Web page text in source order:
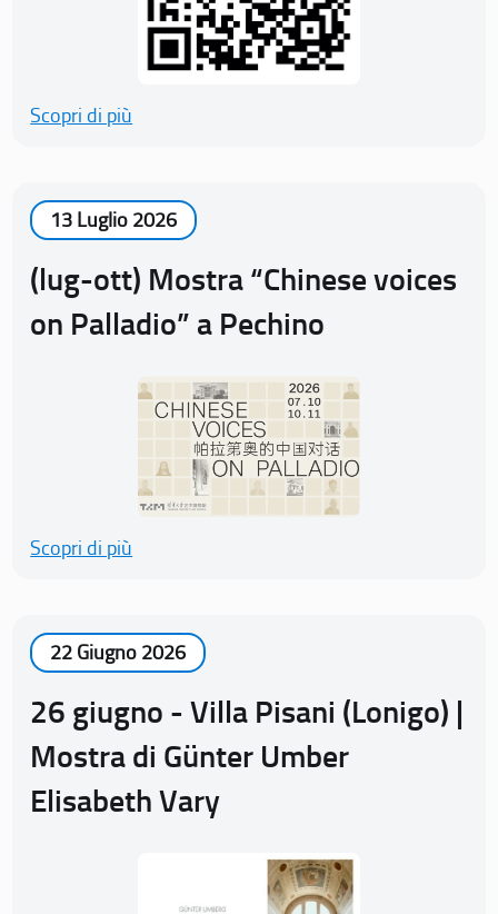
Scopri di più
13 Luglio 2026
(lug-ott) Mostra “Chinese voices
on Palladio” a Pechino
Scopri di più
22 Giugno 2026
26 giugno - Villa Pisani (Lonigo) |
Mostra di Günter Umber
Elisabeth Vary